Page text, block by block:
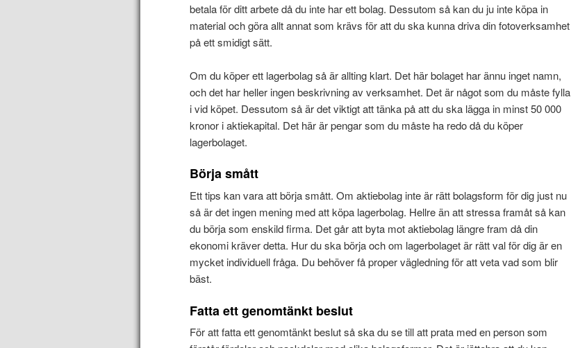
betala för ditt arbete då du inte har ett bolag. Dessutom så kan du ju inte köpa in
material och göra allt annat som krävs för att du ska kunna driva din fotoverksamhet
på ett smidigt sätt.
Om du köper ett lagerbolag så är allting klart. Det här bolaget har ännu inget namn,
och det har heller ingen beskrivning av verksamhet. Det är något som du måste fylla
i vid köpet. Dessutom så är det viktigt att tänka på att du ska lägga in minst 50 000
kronor i aktiekapital. Det här är pengar som du måste ha redo då du köper
lagerbolaget.
Börja smått
Ett tips kan vara att börja smått. Om aktiebolag inte är rätt bolagsform för dig just nu
så är det ingen mening med att köpa lagerbolag. Hellre än att stressa framåt så kan
du börja som enskild firma. Det går att byta mot aktiebolag längre fram då din
ekonomi kräver detta. Hur du ska börja och om lagerbolaget är rätt val för dig är en
mycket individuell fråga. Du behöver få proper vägledning för att veta vad som blir
bäst.
Fatta ett genomtänkt beslut
För att fatta ett genomtänkt beslut så ska du se till att prata med en person som